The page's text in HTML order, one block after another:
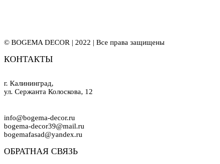
© BOGEMA DECOR | 2022 | Все права защищены
КОНТАКТЫ
г. Калининград,
ул. Сержанта Колоскова, 12
info@bogema-decor.ru
bogema-decor39@mail.ru
bogemafasad@yandex.ru
ОБРАТНАЯ СВЯЗЬ